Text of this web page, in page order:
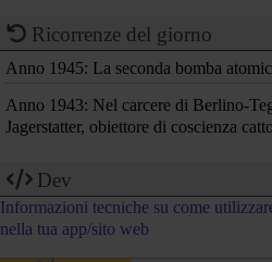
Ricorrenze del giorno
Anno 1945: La seconda bomba
Anno 1943: Nel carcere di Berlino-
Jagerstatter, obiettore di coscienza
Dev
Informazioni tecniche su come
nella tua app/sito web